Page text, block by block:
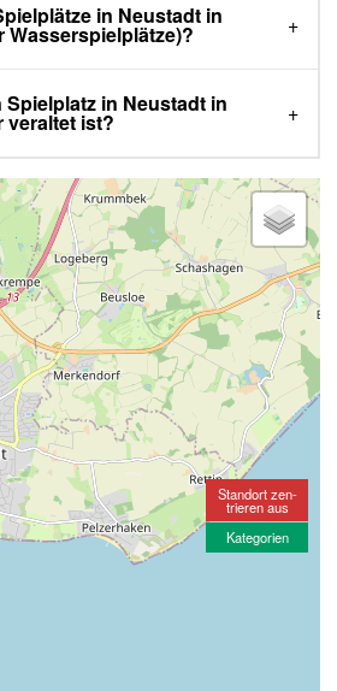
in Neustadt in
Spielplatz in Neustadt in
veraltet ist?
Standort zen-
trieren aus
Kategorien